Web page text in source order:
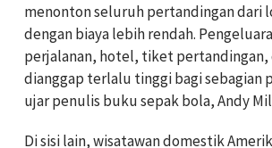
menonton seluruh pertandingan dari
dengan biaya lebih rendah.
perjalanan, hotel, tiket pertandingan,
dianggap terlalu tinggi bagi sebagian
ujar penulis buku sepak bola, Andy
Di sisi lain, wisatawan domestik